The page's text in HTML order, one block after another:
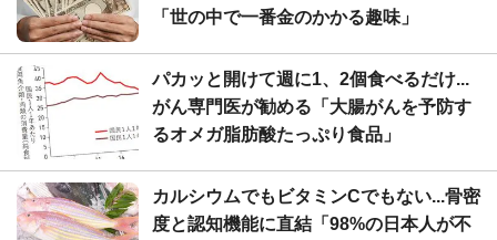
「世の中で一番金のかかる趣味」
パカッと開けて週に1、2個食べるだけ...
がん専門医が勧める「大腸がんを予防す
るオメガ脂肪酸たっぷり食品」
カルシウムでもビタミンCでもない...骨密
度と認知機能に直結「98%の日本人が不